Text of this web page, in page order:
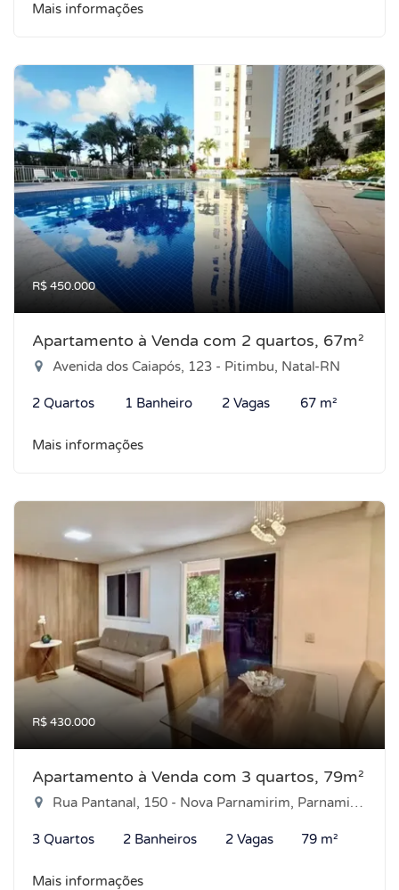
Mais informações
R$ 450.000
Apartamento à Venda com 2 quartos, 67m²
Avenida dos Caiapós, 123 - Pitimbu, Natal-RN
2 Quartos 1 Banheiro 2 Vagas 67 m²
Mais informações
R$ 430.000
Apartamento à Venda com 3 quartos, 79m²
Rua Pantanal, 150 - Nova Parnamirim, Parnamirim-RN
3 Quartos 2 Banheiros 2 Vagas 79 m²
Mais informações